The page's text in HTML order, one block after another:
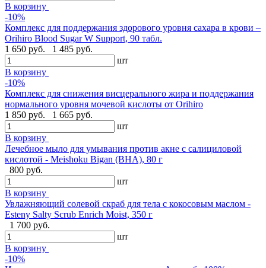
В корзину
-10%
Комплекс для поддержания здорового уровня сахара в крови –
Orihiro Blood Sugar W Support, 90 табл.
1 650 руб.
1 485 руб.
шт
В корзину
-10%
Комплекс для снижения висцерального жира и поддержания
нормального уровня мочевой кислоты от Orihiro
1 850 руб.
1 665 руб.
шт
В корзину
Лечебное мыло для умывания против акне с салициловой
кислотой - Meishoku Bigan (BHA), 80 г
800 руб.
шт
В корзину
Увлажняющий солевой скраб для тела с кокосовым маслом -
Esteny Salty Scrub Enrich Moist, 350 г
1 700 руб.
шт
В корзину
-10%